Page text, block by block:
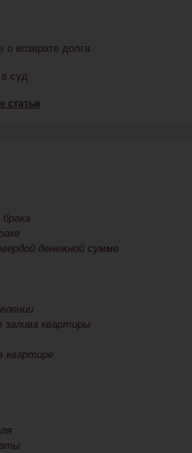
о возврате долга
суд
статьи
денежной сумме
залива квартиры
квартире